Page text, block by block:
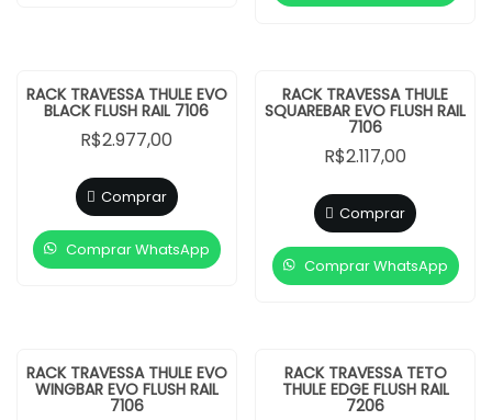
RACK TRAVESSA THULE EVO
BLACK FLUSH RAIL 7106
R$2.977,00
Comprar
Comprar WhatsApp
RACK TRAVESSA THULE
SQUAREBAR EVO FLUSH RAIL
7106
R$2.117,00
Comprar
Comprar WhatsApp
RACK TRAVESSA THULE EVO
WINGBAR EVO FLUSH RAIL
7106
RACK TRAVESSA TETO
THULE EDGE FLUSH RAIL
7206